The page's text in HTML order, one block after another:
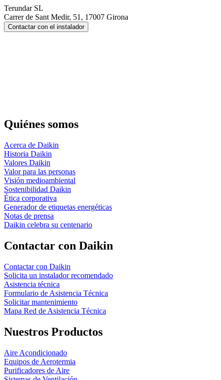
Terundar SL
Carrer de Sant Medir, 51, 17007 Girona
Contactar con el instalador
Quiénes somos
Acerca de Daikin
Historia Daikin
Valores Daikin
Valor para las personas
Visión medioambiental
Sostenibilidad Daikin
Ética corporativa
Generador de etiquetas energéticas
Notas de prensa
Daikin celebra su centenario
Contactar con Daikin
Contactar con Daikin
Solicita un instalador recomendado
Asistencia técnica
Formulario de Asistencia Técnica
Solicitar mantenimiento
Mapa Red de Asistencia Técnica
Nuestros Productos
Aire Acondicionado
Equipos de Aerotermia
Purificadores de Aire